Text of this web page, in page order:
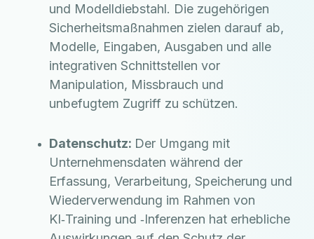
und Modelldiebstahl. Die zugehörigen
Sicherheitsmaßnahmen zielen darauf ab,
Modelle, Eingaben, Ausgaben und alle
integrativen Schnittstellen vor
Manipulation, Missbrauch und
unbefugtem Zugriff zu schützen.
Datenschutz: Der Umgang mit
Unternehmensdaten während der
Erfassung, Verarbeitung, Speicherung und
Wiederverwendung im Rahmen von
KI‑Training und ‑Inferenzen hat erhebliche